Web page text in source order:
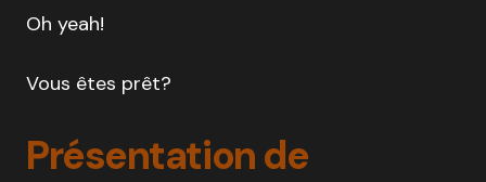
Oh yeah!
Vous êtes prêt?
Présentation de